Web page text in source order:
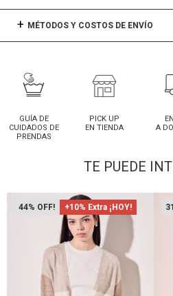
MÉTODOS Y COSTOS DE ENVÍO
GUÍA DE
CUIDADOS DE
PRENDAS
PICK UP
EN TIENDA
A
TE PUEDE
44 +10% Extra ¡HOY! 31